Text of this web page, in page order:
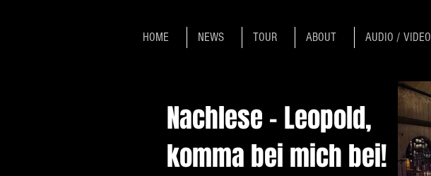
HOME NEWS TOUR ABOUT AUDIO / VIDEO
Nachlese - Leopold,
komma bei mich bei!